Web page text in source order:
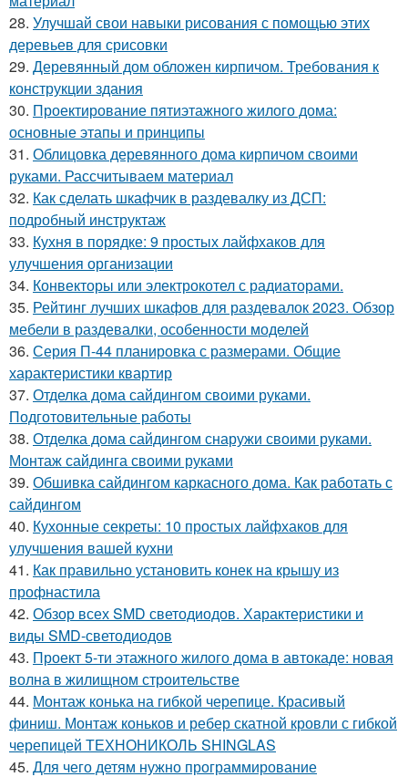
28. Улучшай свои навыки рисования с помощью этих
деревьев для срисовки
29. Деревянный дом обложен кирпичом. Требования к
конструкции здания
30. Проектирование пятиэтажного жилого дома:
основные этапы и принципы
31. Облицовка деревянного дома кирпичом своими
руками. Рассчитываем материал
32. Как сделать шкафчик в раздевалку из ДСП:
подробный инструктаж
33. Кухня в порядке: 9 простых лайфхаков для
улучшения организации
34. Конвекторы или электрокотел с радиаторами.
35. Рейтинг лучших шкафов для раздевалок 2023. Обзор
мебели в раздевалки, особенности моделей
36. Серия П-44 планировка с размерами. Общие
характеристики квартир
37. Отделка дома сайдингом своими руками.
Подготовительные работы
38. Отделка дома сайдингом снаружи своими руками.
Монтаж сайдинга своими руками
39. Обшивка сайдингом каркасного дома. Как работать с
сайдингом
40. Кухонные секреты: 10 простых лайфхаков для
улучшения вашей кухни
41. Как правильно установить конек на крышу из
профнастила
42. Обзор всех SMD светодиодов. Характеристики и
виды SMD-светодиодов
43. Проект 5-ти этажного жилого дома в автокаде: новая
волна в жилищном строительстве
44. Монтаж конька на гибкой черепице. Красивый
финиш. Монтаж коньков и ребер скатной кровли с гибкой
черепицей ТЕХНОНИКОЛЬ SHINGLAS
45. Для чего детям нужно программирование